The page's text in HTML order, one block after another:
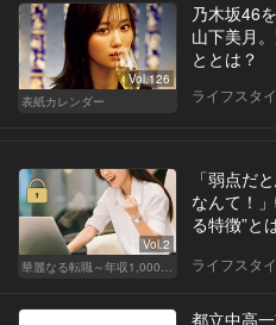
Vol.126
表紙カレンダー
乃木坂46
山下美月
ととは？
ライフスタ
Vol.2
華麗なる転職～年収1,000万超の道～
「弱点だ
なんて！
る特徴”と
ライフスタ
都立中高